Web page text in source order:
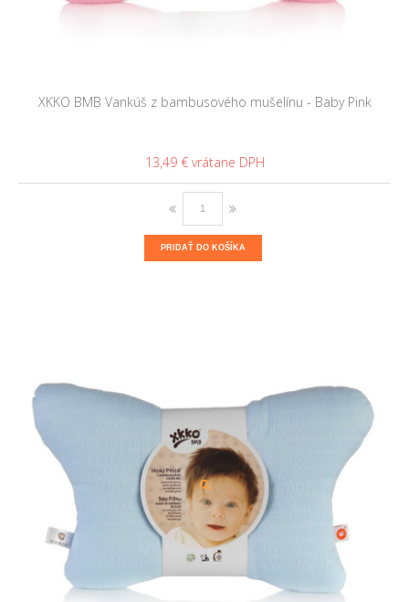
XKKO BMB Vankúš z bambusového mušelínu - Baby Pink
13,49 €
PRIDAŤ DO KOŠÍKA